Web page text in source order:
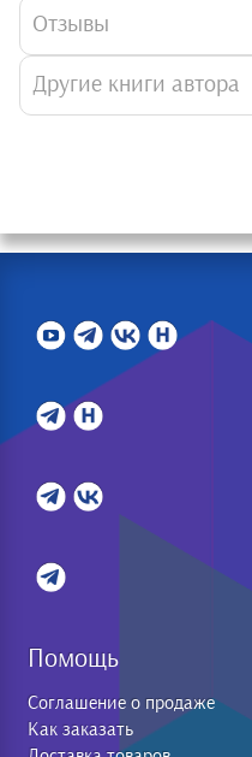
Отзывы
Другие книги автора
Помощь
Соглашение о продаже
Как заказать